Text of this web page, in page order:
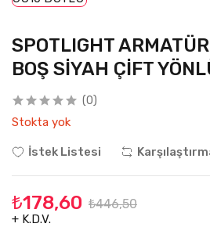
SPOTLIGHT
BOŞ SİYAH ÇİFT
(0)
Stokta yok
İstek Listesi
₺178,60 ₺446,50
+ K.D.V.